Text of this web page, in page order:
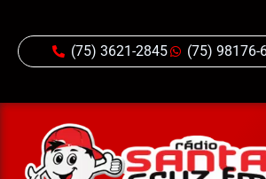
(75) 3621-2845 (75) 98176-